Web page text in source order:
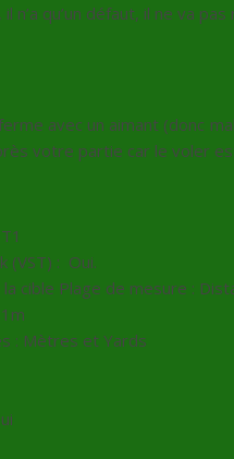
n’a qu’un défaut, il ne va
avec un aimant (donc
votre partie car le voler
(VST) : Oui.
cible Plage de mesure :
: Mètres et Yards